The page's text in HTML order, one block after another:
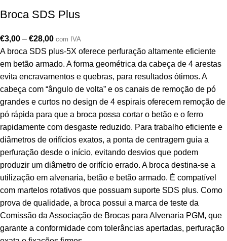
Broca SDS Plus
€3,00 – €28,00 com IVA
A broca SDS plus-5X oferece perfuração altamente eficiente
em betão armado. A forma geométrica da cabeça de 4 arestas
evita encravamentos e quebras, para resultados ótimos. A
cabeça com “ângulo de volta” e os canais de remoção de pó
grandes e curtos no design de 4 espirais oferecem remoção de
pó rápida para que a broca possa cortar o betão e o ferro
rapidamente com desgaste reduzido. Para trabalho eficiente e
diâmetros de orifícios exatos, a ponta de centragem guia a
perfuração desde o início, evitando desvios que podem
produzir um diâmetro de orifício errado. A broca destina-se a
utilização em alvenaria, betão e betão armado. É compatível
com martelos rotativos que possuam suporte SDS plus. Como
prova de qualidade, a broca possui a marca de teste da
Comissão da Associação de Brocas para Alvenaria PGM, que
garante a conformidade com tolerâncias apertadas, perfuração